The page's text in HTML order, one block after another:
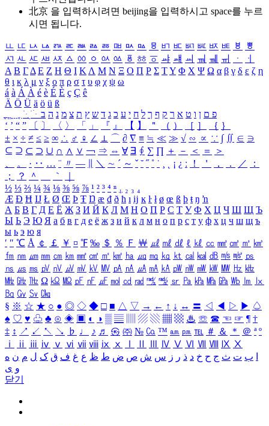
北京 을 입력하시려면 beijing을 입력하시고 space를 누르
시면 됩니다.
ㅥ ㅦ ㅧ ㅨ ㅩ ㅪ ㅫ ㅬ ㅭ ㅮ ㅯ ㅰ ㅱ ㅲ ㅳ ㅴ ㅵ ㅶ ㅷ ㅸ
ㅹ
ㅺ ㅻ ㅼ ㅽ ㅾ ㅿ ㆀ ㆁ ㆂ ㆃ ㆄ ㆅ ㆆ ㆇ ㆈ ㆉ ㆊ ㆋ ㆌ ㆍ
ㆎ
Α Β ΓΔ Ε Ζ Η Θ Ι ΚΛ Μ Ν Ξ Ο Π Ρ Σ ΤΥ Φ Χ Ψ Ω α β γ δ ε ζ η
θ ι κ λ μ ν ξ ο π ρ σ τ υ φ χ ψ ω
á à Á À é è É È ç Ç ê
Ä Ö Ü ä ö ü ß
ִֶֹ ֻּ ׁׂ פ ם ן ו ט א ר ק ף ך ל ח י ע כ ג ד ש ץ ת צ מ נ ה ב
‘ ’ “ ” 〔 〕 〈 〉 「 」 『 』 【 】 ＂ （ ） ［ ］ ｛ ｝
± × ÷ ≠ ≤ ≥ ∞ ∴ ♂ ♀ ∠ ⊥ ⌒ ∂ ∇ ≡ ≒ ≪ ≫ √ ∽ ∝ ∵ ∫ ∬ ∈ ∋
⊆ ⊇ ⊂ ⊃ ∪ ∩ ∧ ∨ ￢ ⇒ ⇔ ∀ ∃ ∮ ∑ ∏ ＋ － ＜ ＝
＞
、
。 · ‥ … ¨ 〃 ― ＼ ∼ ´ ～ ˇ ˘ ˝ ˚ ˙ ¸ ¡ ¿ ː ！ ＇ ， ． ／
：
；
？ ＾ ｀
½ ⅓ ⅔ ¼ ¾ ⅛ ⅜ ⅝ ⅞ ¹ ² ³ ⁴ ⁿ ₁ ₂ ₃ ₄
Æ Ð Ħ Ĳ Ł Ø Œ Þ Ŧ Ŋ æ đ ð ħ ı ĳ ĸ ŀ ł ø œ ß þ ŧ ŋ ŉ
А Б В Г Д Е Ё Ж З И Й К Л М Н О П Р С Т У Ф Х Ц Ч Ш Щ Ъ
Ы Ь Э Ю Я а б в г д е ё ж з и й к л м н о п р с т у ф х ц ч ш щ ъ
ы ь э ю я
′ ″ ℃ Å ￠ ￡ ￥ ¤ ℉ ‰ ＄ ％ Ｆ ￦ ㎕ ㎖ ㎗ ℓ ㎘ ㏄ ㎣ ㎤ ㎥ ㎦
㎙ ㎚ ㎛ ㎜ ㎝ ㎞ ㎟ ㎠ ㎡ ㎢ ㏊ ㎍ ㎎ ㎏ ㏏ ㎈ ㎉ ㏈ ㎧ ㎨ ㎰
㎱ ㎲ ㎳ ㎴ ㎵ ㎶ ㎷ ㎸ ㎹ ㎀ ㎁ ㎂ ㎃ ㎄ ㎺ ㎻ ㎽ ㎾ ㎿ ㎐ ㎑
㎒ ㎓ ㎔ Ω ㏀ ㏁ ㎊ ㎋ ㎌ ㏖ ㏅ ㎭ ㎮ ㎯ ㏛ ㎩ ㎪ ㎫ ㎬ ㏝ ㏐
㏓
㏃ ㏉ ㏜ ㏆
§ ※ ☆ ★ ○ ● ◎ ◇ ◆ □ ■ △ ▽ → ← ↑ ↓ ↔ 〓 ◁ ◀ ▷ ▶ ♤
♠ ♡ ♥ ♧ ♣ ⊙ ◈ ▣ ◐ ◑ ▒ ▤ ▨ ▧ ▦ ▩ ♨ ☏ ☎ ☜ ☞ ¶ †
‡ ↕ ↗ ↙ ↖ ↘ ♭ ♩ ♪ ♬ ㉿ ㈜ № ㏇ ™ ㏂ ㏘ ℡ ＃ ＆ ＊ ＠ ª º
ⅰ
ⅱ ⅲ ⅳ ⅴ ⅵ ⅶ ⅷ ⅸ ⅹ Ⅳ Ⅴ Ⅵ Ⅶ Ⅷ Ⅸ Ⅹ
ب ت ث ج ح خ د ذ ر ز س ش ص ض ط ظ ع غ ف ق ک ل م ن ه
و ی
닫기